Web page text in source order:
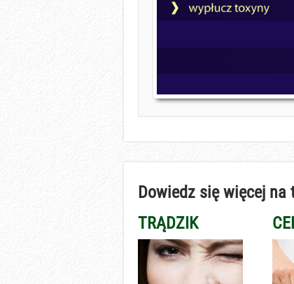
Dowiedz się więcej na
TRĄDZIK